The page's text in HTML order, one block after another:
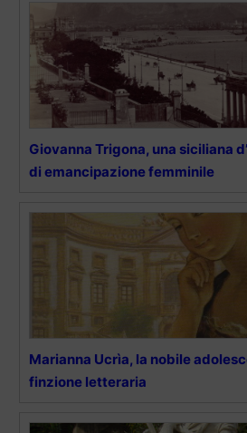
Giovanna Trigona, una siciliana
di emancipazione femminile
Marianna Ucrìa, la nobile
finzione letteraria